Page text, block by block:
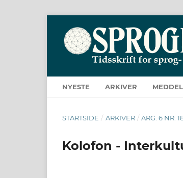
NYESTE ARKIVER
STARTSIDE / ARKIVER / ÅRG. 6 NR.
Kolofon -